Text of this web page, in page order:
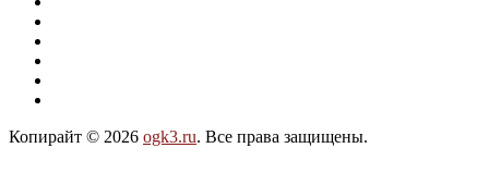
Копирайт © 2026 ogk3.ru. Все права защищены.